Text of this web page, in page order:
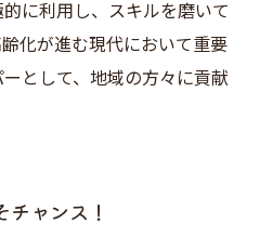
に利用し、スキルを磨いて
化が進む現代において重要
として、地域の方々に貢献
ャンス！